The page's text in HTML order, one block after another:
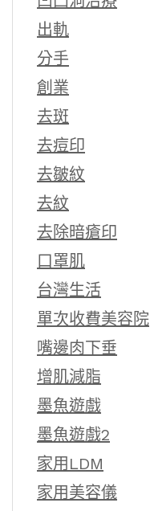
出軌
分手
創業
去斑
去痘印
去皺紋
去紋
去除暗瘡印
口罩肌
台灣生活
單次收費美容院
嘴邊肉下垂
增肌減脂
墨魚遊戲
墨魚遊戲2
家用LDM
家用美容儀